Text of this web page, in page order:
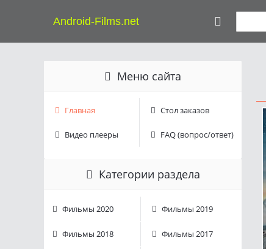
Android-Films.net
Меню сайта
Главная Стол заказов
Видео плееры FAQ (вопрос/ответ)
Категории раздела
Фильмы 2020 Фильмы 2019
Фильмы 2018 Фильмы 2017